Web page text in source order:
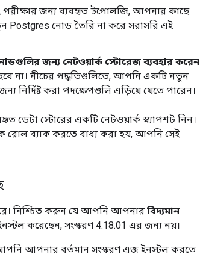
জন্য ব্যবহৃত টপোলজি, আপনার কাছে
নোড তৈরি না করে সরাসরি এই
জন্য নেটওয়ার্ক স্টোরেজ ব্যবহার করেন
না। নীচের পদ্ধতিগুলিতে, আপনি একটি নতুন
নির্দিষ্ট করা পদক্ষেপগুলি এড়িয়ে যেতে পারেন।
ডেটা স্টোরের একটি নেটওয়ার্ক স্ন্যাপশট নিন।
ব্যাক করতে বাধ্য করা হয়, আপনি সেই
নিশ্চিত করুন যে আপনি আপনার বিদ্যমান
করেছেন, সংস্করণ 4.18.01 এর জন্য নয়।
আপনার বর্তমান সংস্করণ এজ ইনস্টল করতে